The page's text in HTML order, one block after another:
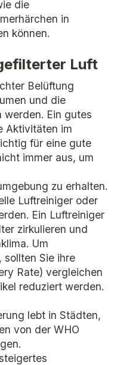
die
in
können.
Luft
Belüftung
und die
werden. Ein gutes
Aktivitäten im
für eine gute
immer aus, um
zu erhalten.
Luftreiniger oder
Ein Luftreiniger
zirkulieren und
Um
, sollten Sie ihre
Rate) vergleichen
reduziert werden.
lebt in Städten,
von der WHO